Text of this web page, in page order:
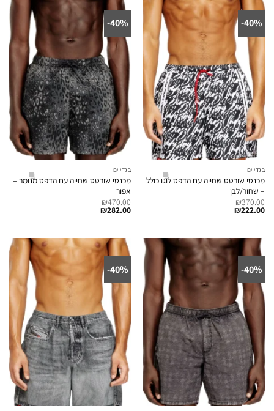
40%-
בגדי ים
מכנסי שורטס שחייה עם הדפס לוגו כולל
– שחור/לבן
₪370.00
₪222.00
40%-
בגדי ים
מכנסי שורטס שחייה עם הדפס מנומר –
אפור
₪470.00
₪282.00
40%-
40%-